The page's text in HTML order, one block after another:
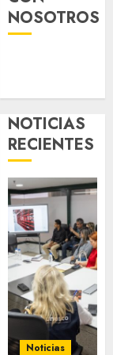
NOSOTROS
NOTICIAS
RECIENTES
Noticias